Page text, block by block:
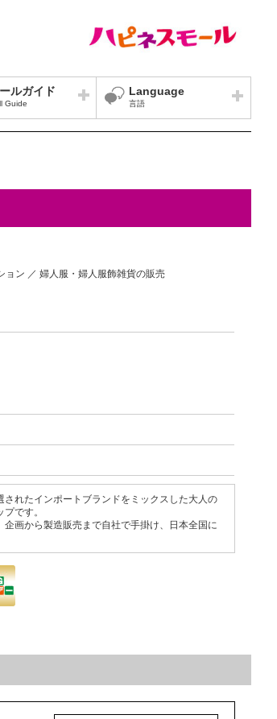
ルガイド
Guide
Language
言語
ョン ／ 婦人服・婦人服飾雑貨の販売
れたインポートブランドをミックスした大人の
です。
画から製造販売まで自社で手掛け、日本全国に